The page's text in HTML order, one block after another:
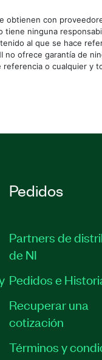
obtienen con
ninguna
al que se hace
no ofrece garantía de
o cualquier y
Pedidos
Partners de
de NI
Pedidos e
Recuperar una
cotización
Términos y